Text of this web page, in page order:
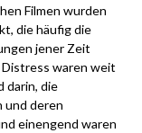
Filmen wurden
die häufig die
jener Zeit
waren weit
darin, die
und deren
einengend waren